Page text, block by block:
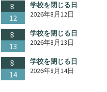
8
12
学校を閉じる日
2026年8月12日
8
13
学校を閉じる日
2026年8月13日
8
14
学校を閉じる日
2026年8月14日